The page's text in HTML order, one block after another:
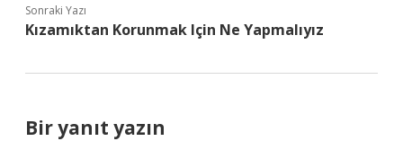
Sonraki Yazı
Kızamıktan Korunmak Için Ne Yapmalıyız
Bir yanıt yazın